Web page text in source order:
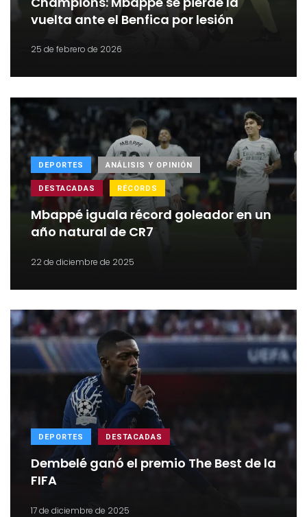
vuelta ante el Benfica por lesión
25 de febrero de 2026
DEPORTES ANÁLISIS Y OPINIÓN
DESTACADAS RÉCORDS
Mbappé iguala récord goleador en un
año natural de CR7
22 de diciembre de 2025
DEPORTES DESTACADAS
Dembelé ganó el premio The Best de la
FIFA
17 de diciembre de 2025